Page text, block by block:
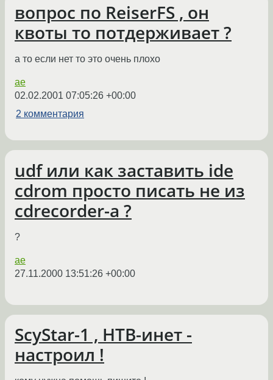
вопрос по ReiserFS , он
квоты то потдерживает ?
а то если нет то это очень плохо
ae
02.02.2001 07:05:26 +00:00
2 комментария
udf или как заставить ide
cdrom просто писать не из
cdrecorder-a ?
?
ae
27.11.2000 13:51:26 +00:00
ScyStar-1 , НТВ-инет -
настроил !